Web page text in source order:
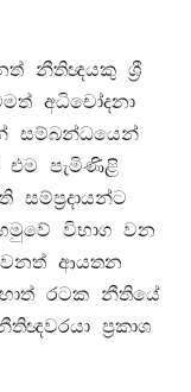
නීතිඥයකු ශ්‍රී
අධිචෝදනා
සම්බන්ධයෙන්
පැමිණිළි
විභාග වන
ආයතන
රටක නීතියේ
ප්‍රකාශ